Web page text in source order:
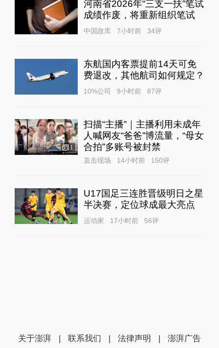
河南省2026年“三支一扶”笔试
成绩作废，将重新组织笔试
中国政库 7小时前 34评
东航国内客票提前14天可免
费退改，其他航司如何规定？
10%公司 9小时前 87评
1
扫描“主播”｜主播利用未成年
人喊网友“爸爸”博流量，“母女
合拍”多账号被封禁
直击现场 14小时前 150评
U17国足三连胜晋级明日之星
半决赛，定位球成最大亮点
运动家 17小时前 56评
关于澎湃 | 联系我们 | 法律声明 | 澎湃广告